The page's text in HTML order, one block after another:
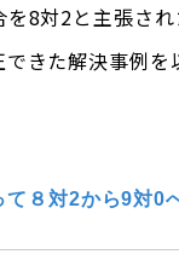
8対2と主張さ
きた解決事例を
８対2から9対0